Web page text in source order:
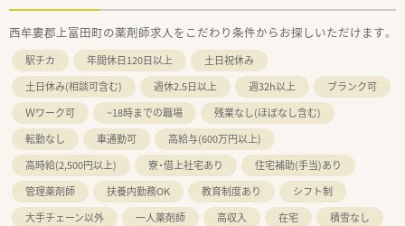
西牟婁郡上富田町の薬剤師求人をこだわり条件からお探しいただけます。
駅チカ 年間休日120日以上
土日祝休み
土日休み(相談可含む)
週休2.5日以上 週32h以上
ブランク可
Ｗワーク可
~18時までの職場
残業なし(ほぼなし含む)
転勤なし
車通勤可
高給与(600万円以上)
高時給(2,500円以上)
寮・借上社宅あり
住宅補助(手当)あり
管理薬剤師
扶養内勤務OK 教育制度あり
シフト制
大手チェーン以外
一人薬剤師 高収入 在宅 積雪なし